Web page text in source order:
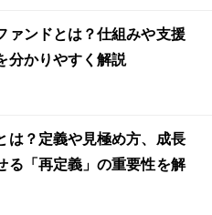
ァンドとは？仕組みや支援
分かりやすく解説
は？定義や見極め方、成長
る「再定義」の重要性を解